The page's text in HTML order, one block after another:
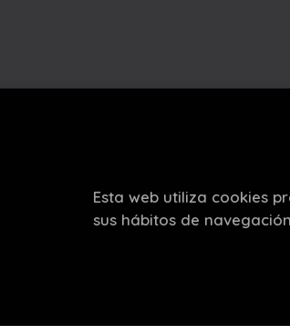
Esta web utiliza cookies
sus hábitos de